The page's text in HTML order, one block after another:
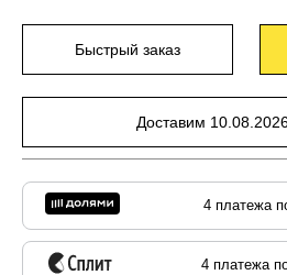
Быстрый заказ
Доставим
4 платежа
4 платежа